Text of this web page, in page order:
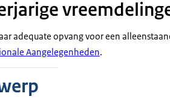
adequate opvang voor een
Aangelegenheden.